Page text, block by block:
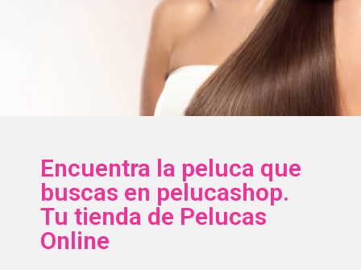
Encuentra la peluca que
buscas en pelucashop.
Tu tienda de Pelucas
Online